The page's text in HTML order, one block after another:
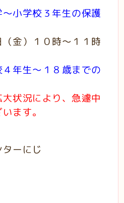
小学校３年生の保護
（金）１０時～１１時
年生～１８歳までの
状況により、急遽中
ます。
ーにじ